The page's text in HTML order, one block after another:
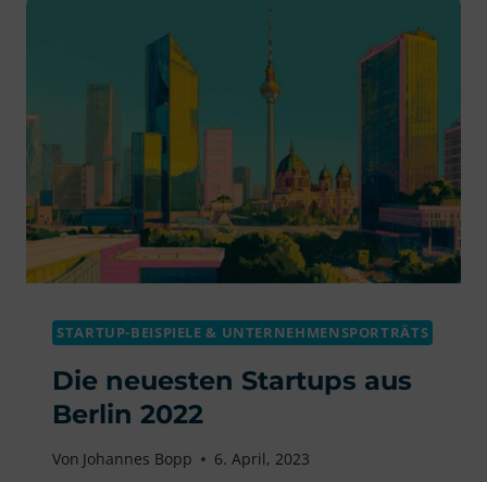
STARTUP-BEISPIELE & UNTERNEHMENSPORTRÄTS
Die neuesten Startups aus
Berlin 2022
Von Johannes Bopp 6. April, 2023